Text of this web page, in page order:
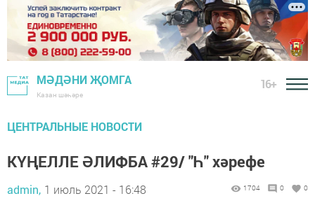
МӘДӘНИ ҖОМГА
Казан шәһәре
16+
ЦЕНТРАЛЬНЫЕ НОВОСТИ
КҮҢЕЛЛЕ ӘЛИФБА #29/ "Һ" хәрефе
admin, 1 июль 2021 - 16:48 1704 0 0